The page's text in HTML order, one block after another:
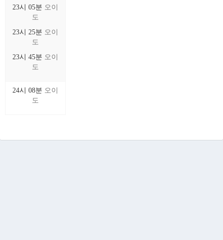
23시 05분 오이
도
23시 25분 오이
도
23시 45분 오이
도
24시 08분 오이
도